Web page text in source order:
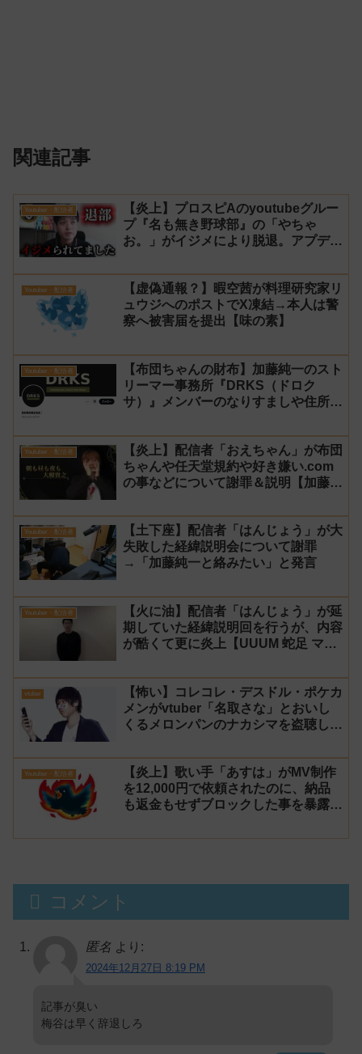
関連記事
Youtuber・配信者
【炎上】プロスピAのyoutubeグルー
プ『名も無き野球部』の「やちゃ
お。」がイジメにより脱退。アプデの
VIPが事実無根だと否定
Youtuber・配信者
【虚偽通報？】暇空茜が料理研究家リ
ュウジへのポストでX凍結→本人は警
察へ被害届を提出【味の素】
Youtuber・配信者
【布団ちゃんの財布】加藤純一のスト
リーマー事務所『DRKS（ドロク
サ）』メンバーのなりすましや住所特
Youtuber・配信者
【炎上】配信者「おえちゃん」が布団
ちゃんや任天堂規約や好き嫌い.com
の事などについて謝罪＆説明【加藤純
Youtuber・配信者
【土下座】配信者「はんじょう」が大
失敗した経緯説明会について謝罪
→「加藤純一と絡みたい」と発言
Youtuber・配信者
【火に油】配信者「はんじょう」が延
期していた経緯説明回を行うが、内容
が酷くて更に炎上【UUUM 蛇足 マス
vtuber
【怖い】コレコレ・デスドル・ポケカ
メンがvtuber「名取さな」とおいし
くるメロンパンのナカシマを盗聴して
Youtuber・配信者
【炎上】歌い手「あすは」がMV制作
を12,000円で依頼されたのに、納品
も返金もせずブロックした事を暴露さ
に返金
コメント
匿名 より:
2024年12月27日 8:19 PM
記事が臭い
梅谷は早く辞退しろ